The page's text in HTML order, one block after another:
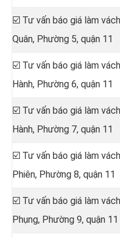
☑️ Tư vấn báo giá làm
Quân, Phường 5, quận 11
☑️ Tư vấn báo giá làm
Hành, Phường 6, quận 11
☑️ Tư vấn báo giá làm
Hành, Phường 7, quận 11
☑️ Tư vấn báo giá làm
Phiên, Phường 8, quận 11
☑️ Tư vấn báo giá làm
Phụng, Phường 9, quận 11